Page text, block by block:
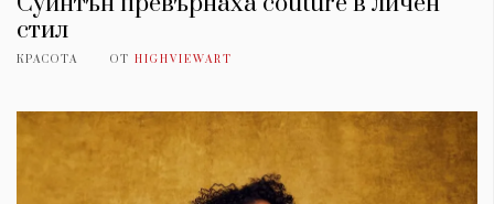
стил
КРАСОТА ОТ HIGHVIEWART